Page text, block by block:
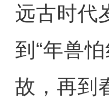
远古时代
到“年兽
故，再到